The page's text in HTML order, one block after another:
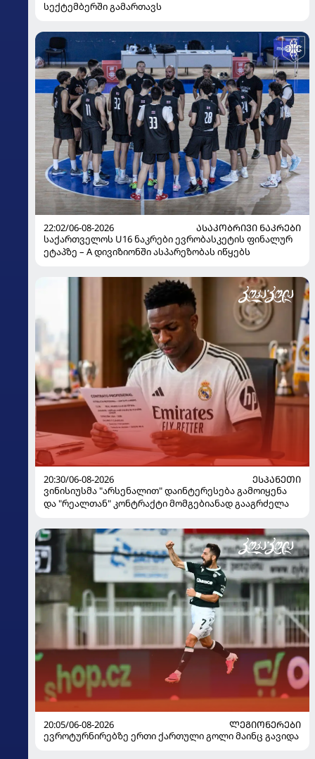
სექტემბერში გამართავს
22:02/06-08-2026
ᲐᲡᲐᲙᲝᲑᲠᲘᲕᲘ ᲜᲐᲙᲠᲔᲑᲘ
საქართველოს U16 ნაკრები ევრობასკეტის ფინალურ
ეტაპზე – A დივიზიონში ასპარეზობას იწყებს
20:30/06-08-2026
ᲔᲡᲞᲐᲜᲔᲗᲘ
ვინისიუსმა "არსენალით" დაინტერესება გამოიყენა
და "რეალთან" კონტრაქტი მომგებიანად გააგრძელა
20:05/06-08-2026
ᲚᲔᲒᲘᲝᲜᲔᲠᲔᲑᲘ
ევროტურნირებზე ერთი ქართული გოლი მაინც გავიდა